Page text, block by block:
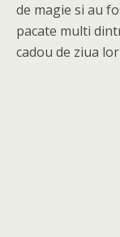
de magie si au
pacate multi
cadou de ziua